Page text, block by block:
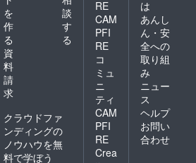
を
作
る
談
す
る
資
料
請
求
クラウドファ
ンディングの
ノウハウを無
料で学ぼう
RE
CAM
PFI
RE
コ
ミュ
ニ
ティ
CAM
PFI
RE
Crea
は
あんし
ん・安
全への
取り組
み
ニュー
ス
ヘルプ
お問い
合わせ